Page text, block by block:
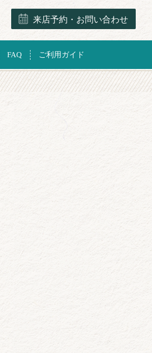
来店予約・お問い合わせ
FAQ ご利用ガイド